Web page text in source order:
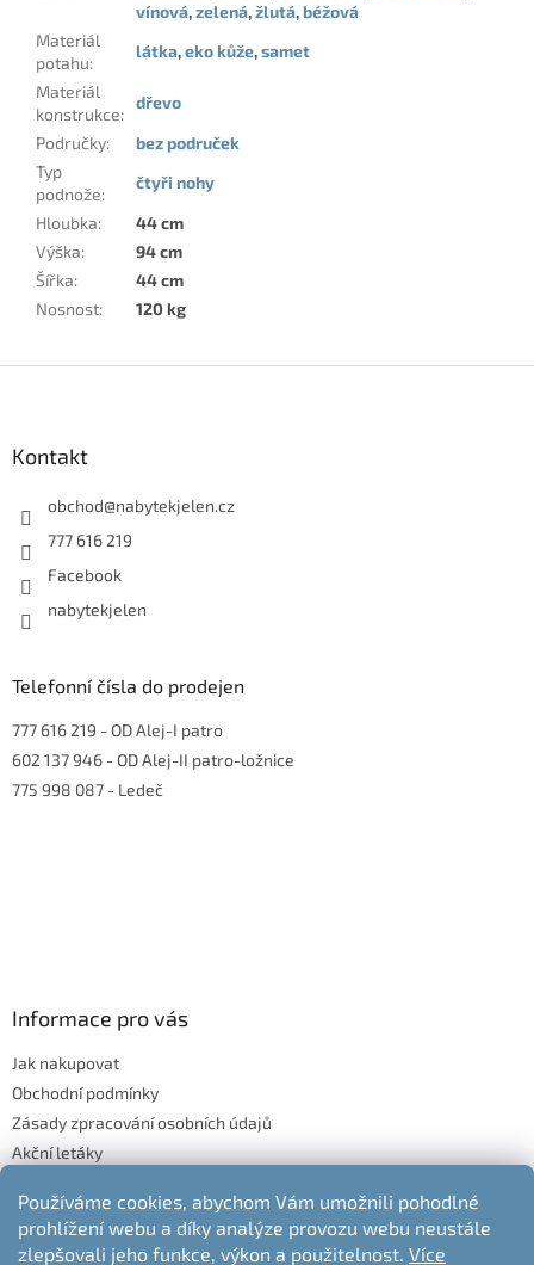
Používáme cookies, abychom Vám umožnili pohodlné
prohlížení webu a díky analýze provozu webu neustále
zlepšovali jeho funkce, výkon a použitelnost. Více
vínová,zelená,žlutá,béžová
Materiál
potahu:
látka,eko kůže,samet
Materiál
konstrukce:
dřevo
Područky:
bez područek
Typ
podnože:
čtyři nohy
Hloubka:
44 cm
Výška:
94 cm
Šířka:
44 cm
Nosnost: 120 kg
Kontakt
obchod@nabytekjelen.cz
777 616 219
Facebook
nabytekjelen
Telefonní čísla do prodejen
777 616 219 - OD Alej-I patro
602 137 946 - OD Alej-II patro-ložnice
775 998 087 - Ledeč
Informace pro vás
Jak nakupovat
Obchodní podmínky
Zásady zpracování osobních údajů
Akční letáky
Moje objednávka
Odstoupení od kupní smlouvy